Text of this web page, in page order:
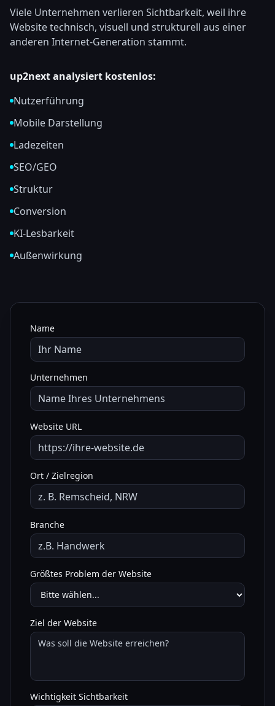
Viele Unternehmen verlieren Sichtbarkeit, weil ihre
Website technisch, visuell und strukturell aus einer
anderen Internet-Generation stammt.
up2next analysiert kostenlos:
Nutzerführung
Mobile Darstellung
Ladezeiten
SEO/GEO
Struktur
Conversion
KI-Lesbarkeit
Außenwirkung
Name
Unternehmen
Website URL
Ort / Zielregion
Branche
Größtes Problem der Website
Ziel der Website
Wichtigkeit Sichtbarkeit